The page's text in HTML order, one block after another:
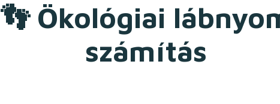
👣 Ökológiai
számítás